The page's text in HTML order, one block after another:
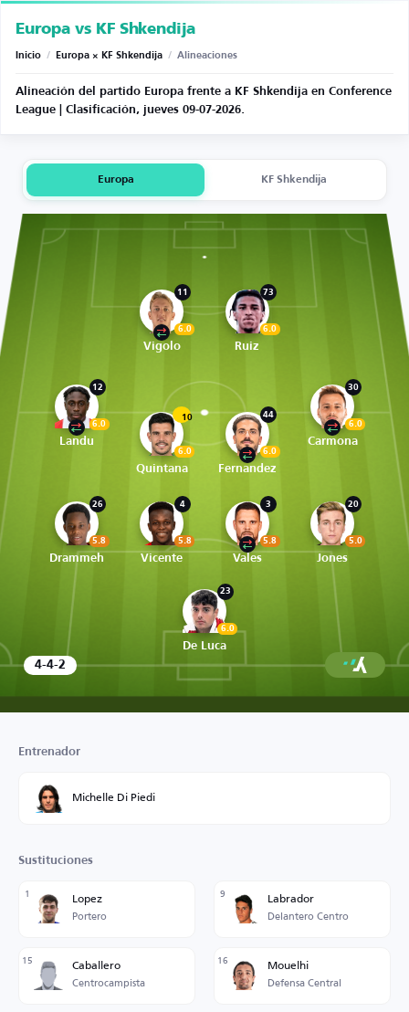
Europa vs KF Shkendija
Inicio / Europa × KF Shkendija / Alineaciones
Alineación del partido Europa frente a KF Shkendija en Conference
League | Clasificación, jueves 09-07-2026.
Europa KF Shkendija
11
6.0
Vigolo
73
6.0
Ruiz
12
6.0
Landu
10
6.0
Quintana
44
6.0
Fernandez
30
6.0
Carmona
26
5.8
Drammeh
4
5.8
Vicente
3
5.8
Vales
20
5.0
Jones
23
6.0
De Luca
4-4-2
Entrenador
Michelle Di Piedi
Sustituciones
1 Lopez
Portero
9 Labrador
Delantero Centro
15 Caballero
Centrocampista
16 Mouelhi
Defensa Central